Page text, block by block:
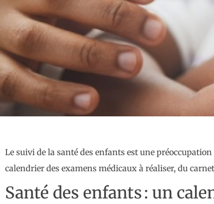
Le suivi de la santé des enfants est une
calendrier des examens médicaux à réaliser, du
Santé des enfants : un